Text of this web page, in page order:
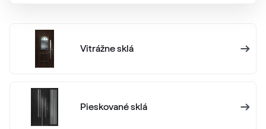
Vitrážne sklá
Pieskované sklá